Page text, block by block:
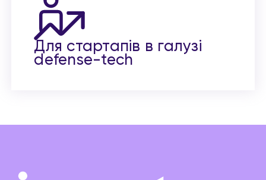
Для стартапів в галузі
defense-tech